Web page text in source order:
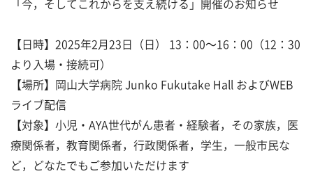
「今，そしてこれからを支え続ける」開催のお知らせ
【日時】2025年2月23日（日） 13：00～16：00（12：30
より入場・接続可）
【場所】岡山大学病院 Junko Fukutake Hall およびWEB
ライブ配信
【対象】小児・AYA世代がん患者・経験者，その家族，医
療関係者，教育関係者，行政関係者，学生，一般市民な
ど，どなたでもご参加いただけます